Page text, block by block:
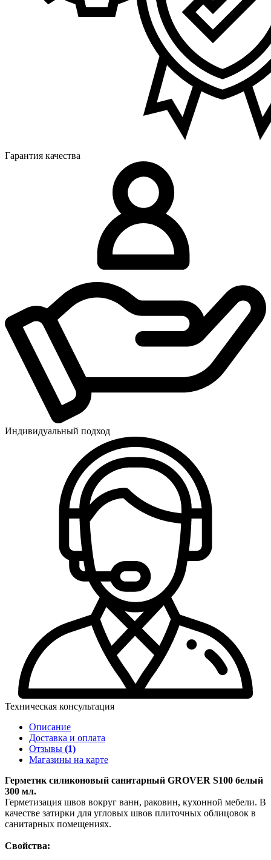
Гарантия качества
Индивидуальный подход
Техническая консультация
Описание
Доставка и оплата
Отзывы (1)
Магазины на карте
Герметик силиконовый санитарный GROVER S100 белый
300 мл.
Герметизация швов вокруг ванн, раковин, кухонной мебели. В
качестве затирки для угловых швов плиточных облицовок в
санитарных помещениях.
Свойства: